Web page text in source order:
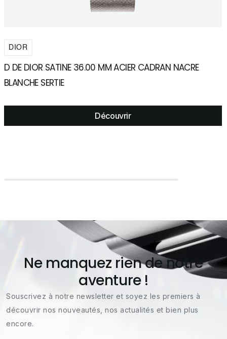
DIOR
D DE DIOR SATINE 36.00 MM ACIER CADRAN NACRE
BLANCHE SERTIE
Découvrir
Ne manquez rien de notre
aventure !
Souscrivez à notre newsletter et soyez les premiers à
découvrir nos nouveautés, nos actualités et bien plus
encore.